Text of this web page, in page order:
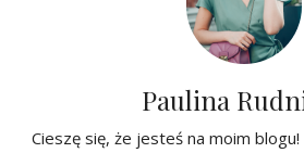
Paulina
Cieszę się, że jesteś na moim blogu!